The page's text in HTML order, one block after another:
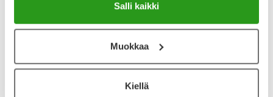
Salli kaikki
Muokkaa
Kiellä
Koiralleni furunkuloosi. On suun kautta lääkitys. Mutta silti
tauti aika ajoin lehahtaa päälle. Laitan abilaria tassun
13.10.2024